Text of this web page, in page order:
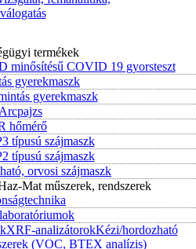
termékek
minősítésű COVID 19 gyorsteszt
gyerekmaszk
gyerekmaszk
Arcpajzs
hőmérő
típusú szájmaszk
típusú szájmaszk
orvosi szájmaszk
Mat műszerek, rendszerek
XRF-analizátorokKézi/hordozható
(VOC, BTEX analízis)